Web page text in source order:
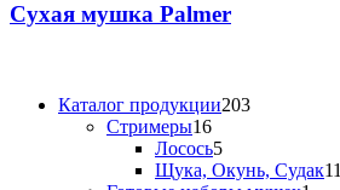
Сухая мушка Palmer
Каталог продукции203203
Стримеры1616
товаров
Лосось55
товаров
Щука, Окунь, Судак11